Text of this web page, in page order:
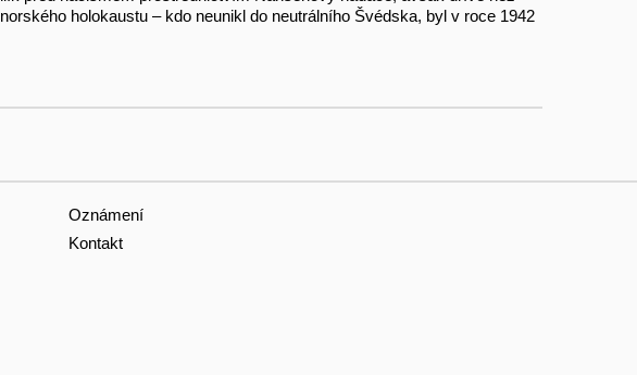
holokaustu – kdo neunikl do neutrálního Švédska, byl v roce 1942
Oznámení
Kontakt